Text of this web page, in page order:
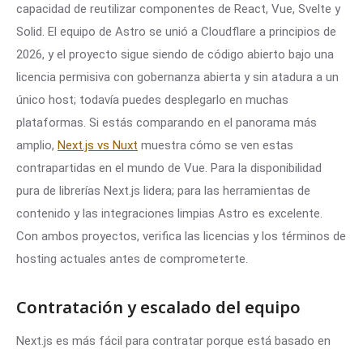
capacidad de reutilizar componentes de React, Vue, Svelte y
Solid. El equipo de Astro se unió a Cloudflare a principios de
2026, y el proyecto sigue siendo de código abierto bajo una
licencia permisiva con gobernanza abierta y sin atadura a un
único host; todavía puedes desplegarlo en muchas
plataformas. Si estás comparando en el panorama más
amplio, Next.js vs Nuxt muestra cómo se ven estas
contrapartidas en el mundo de Vue. Para la disponibilidad
pura de librerías Next.js lidera; para las herramientas de
contenido y las integraciones limpias Astro es excelente.
Con ambos proyectos, verifica las licencias y los términos de
hosting actuales antes de comprometerte.
Contratación y escalado del equipo
Next.js es más fácil para contratar porque está basado en